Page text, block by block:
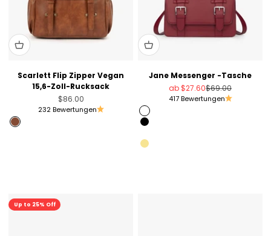
Scarlett Flip Zipper Vegan
15,6-Zoll-Rucksack
Angebot
$86.00
232 Bewertungen
Rostbraun
Jane Messenger -Tasche
Angebot
ab $27.60Regulärer Preis
$69.00
417 Bewertungen
Rot
Black
Olivgrün
Käsefarbe
Up to 25% Off
Sale